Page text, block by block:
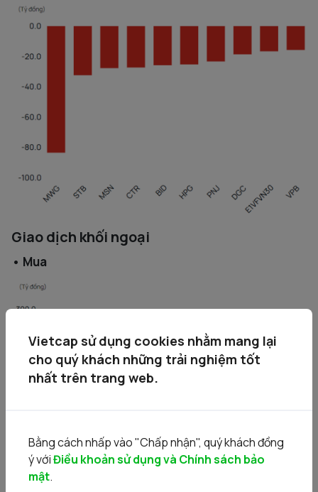
Giao dịch khối ngoại
• Mua
• Bán
Vietcap sử dụng cookies nhằm mang lại
cho quý khách những trải nghiệm tốt
nhất trên trang web.
Bằng cách nhấp vào "Chấp nhận", quý khách đồng
ý vớiĐiều khoản sử dụng và Chính sách bảo
mật.